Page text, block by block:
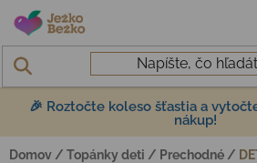
Prejsť na obsah
🎉 Roztočte koleso šťastia a
nákup!
Domov / Topánky deti / Prechodné /